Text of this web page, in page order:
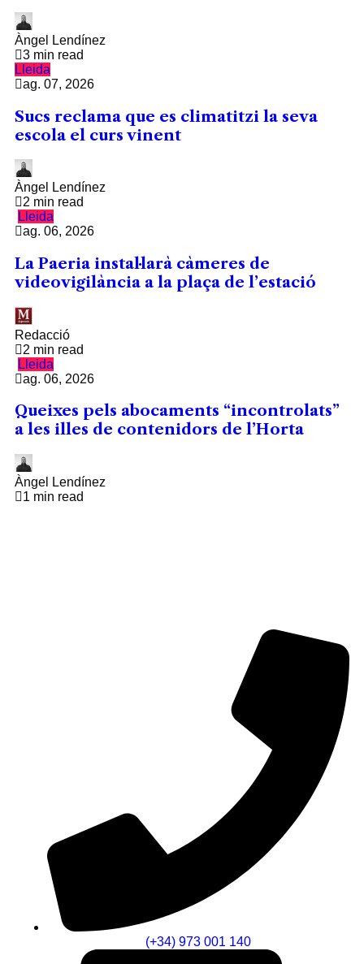
Àngel Lendínez
3 min read
Lleida
ag. 07, 2026
Sucs reclama que es climatitzi la seva
escola el curs vinent
Àngel Lendínez
2 min read
Lleida
ag. 06, 2026
La Paeria instal·larà càmeres de
videovigilància a la plaça de l’estació
Redacció
2 min read
Lleida
ag. 06, 2026
Queixes pels abocaments “incontrolats”
a les illes de contenidors de l’Horta
Àngel Lendínez
1 min read
(+34) 973 001 140